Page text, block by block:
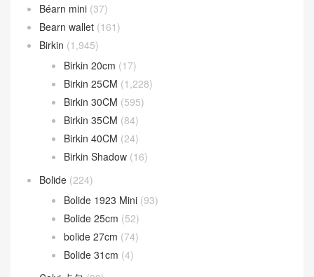
Béarn mini (37)
Bearn wallet (161)
Birkin (1,945)
Birkin 20cm (17)
Birkin 25CM (1,228)
Birkin 30CM (595)
Birkin 35CM (84)
Birkin 40CM (24)
Birkin Shadow (16)
Bolide (224)
Bolide 1923 Mini (93)
Bolide 25cm (52)
bolide 27cm (74)
Bolide 31cm (4)